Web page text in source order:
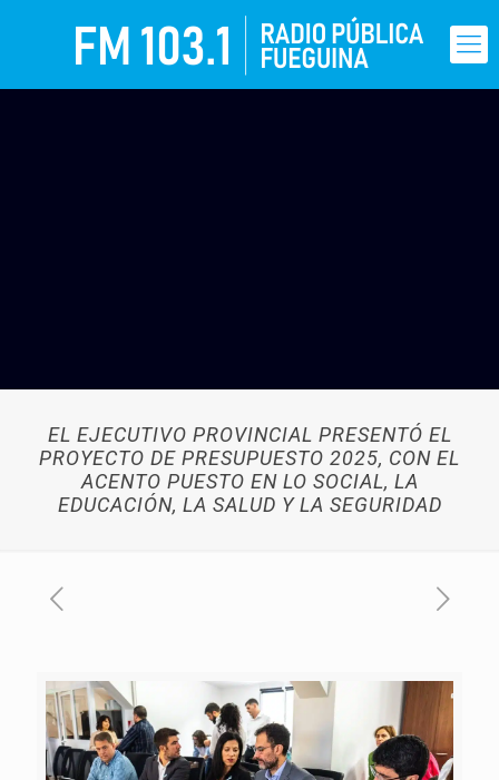
EL EJECUTIVO PROVINCIAL PRESENTÓ EL
PROYECTO DE PRESUPUESTO 2025, CON EL
ACENTO PUESTO EN LO SOCIAL, LA
EDUCACIÓN, LA SALUD Y LA SEGURIDAD